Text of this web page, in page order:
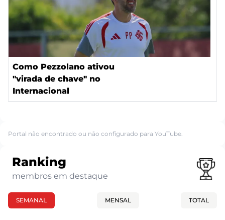
Como Pezzolano ativou
"virada de chave" no
Internacional
Portal não encontrado ou não configurado para YouTube.
Ranking
membros em destaque
SEMANAL MENSAL TOTAL